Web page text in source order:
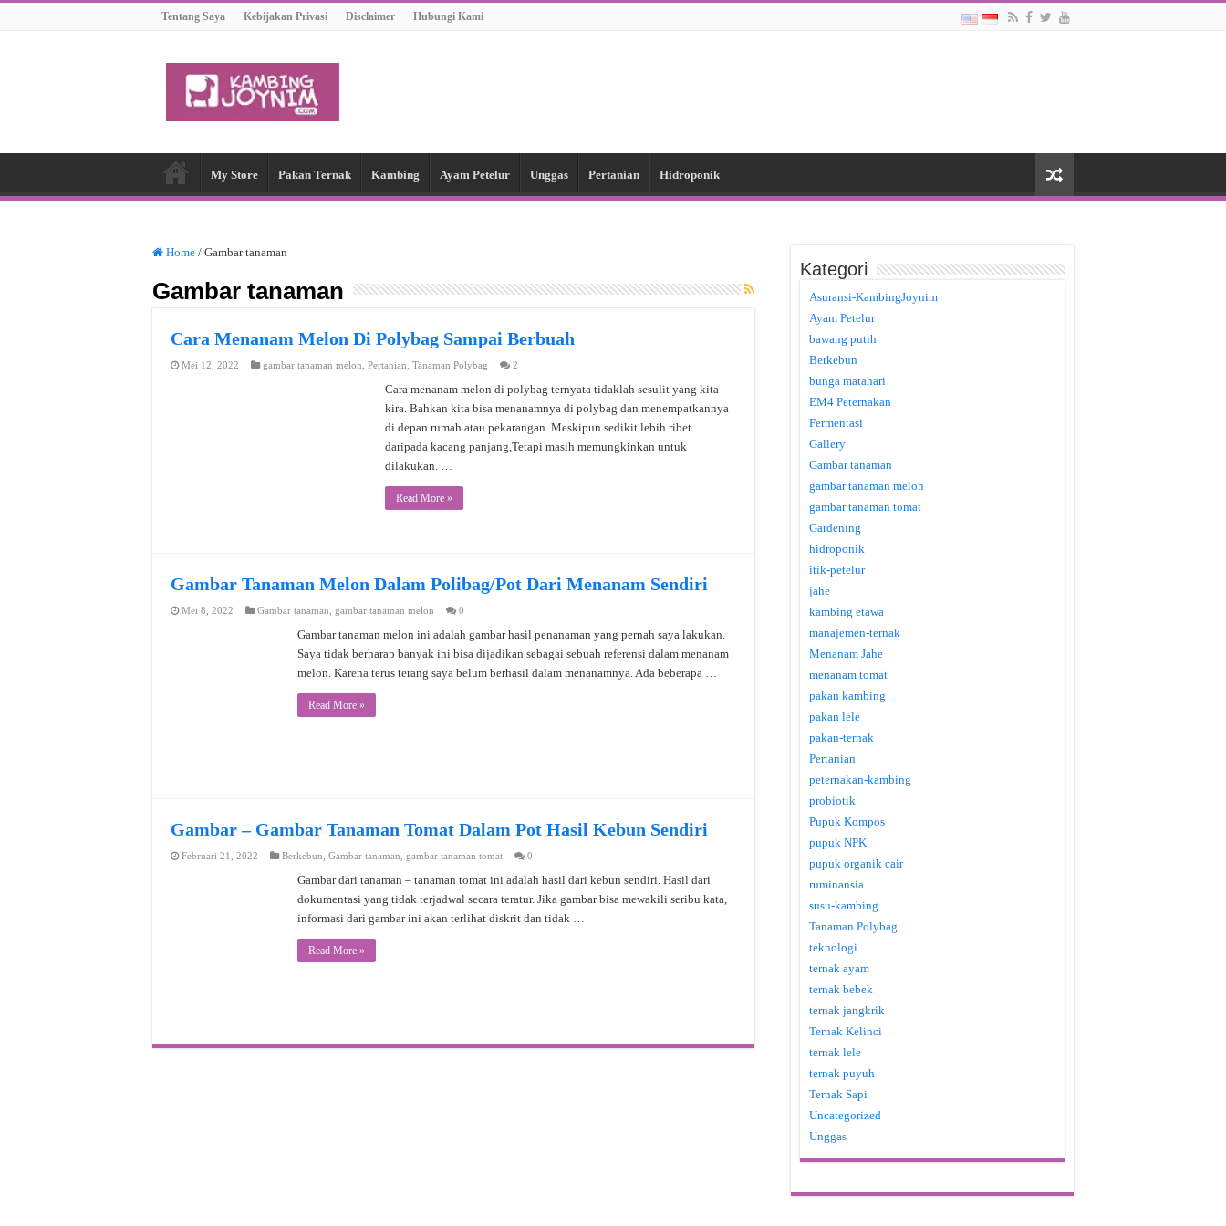
Tentang Saya Kebijakan Privasi Disclaimer Hubungi Kami
My Store Pakan Ternak Kambing Ayam Petelur Unggas Pertanian Hidroponik
Home / Gambar tanaman
Gambar tanaman
Cara Menanam Melon Di Polybag Sampai Berbuah
Mei 12, 2022 gambar tanaman melon Pertanian Tanaman Polybag 2
Cara menanam melon di polybag ternyata tidaklah sesulit yang kita
kira. Bahkan kita bisa menanamnya di polybag dan menempatkannya
di depan rumah atau pekarangan. Meskipun sedikit lebih ribet
daripada kacang panjang,Tetapi masih memungkinkan untuk
dilakukan. …
Read More »
Gambar Tanaman Melon Dalam Polibag/Pot Dari Menanam Sendiri
Mei 8, 2022 Gambar tanaman gambar tanaman melon 0
Gambar tanaman melon ini adalah gambar hasil penanaman yang pernah saya lakukan.
Saya tidak berharap banyak ini bisa dijadikan sebagai sebuah referensi dalam menanam
melon. Karena terus terang saya belum berhasil dalam menanamnya. Ada beberapa …
Read More »
Gambar – Gambar Tanaman Tomat Dalam Pot Hasil Kebun Sendiri
Februari 21, 2022 Berkebun Gambar tanaman gambar tanaman tomat 0
Gambar dari tanaman – tanaman tomat ini adalah hasil dari kebun sendiri. Hasil dari
dokumentasi yang tidak terjadwal secara teratur. Jika gambar bisa mewakili seribu kata,
informasi dari gambar ini akan terlihat diskrit dan tidak …
Read More »
Kategori
Asuransi-KambingJoynim
Ayam Petelur
bawang putih
Berkebun
bunga matahari
EM4 Peternakan
Fermentasi
Gallery
Gambar tanaman
gambar tanaman melon
gambar tanaman tomat
Gardening
hidroponik
itik-petelur
jahe
kambing etawa
manajemen-ternak
Menanam Jahe
menanam tomat
pakan kambing
pakan lele
pakan-ternak
Pertanian
peternakan-kambing
probiotik
Pupuk Kompos
pupuk NPK
pupuk organik cair
ruminansia
susu-kambing
Tanaman Polybag
teknologi
ternak ayam
ternak bebek
ternak jangkrik
Ternak Kelinci
ternak lele
ternak puyuh
Ternak Sapi
Uncategorized
Unggas